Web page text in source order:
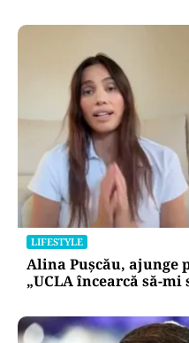
LIFESTYLE
Alina Pușcău, ajunge
„UCLA încearcă să-mi